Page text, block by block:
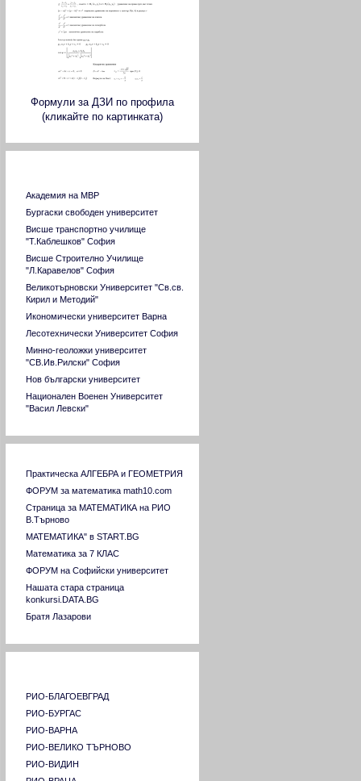
Формули за ДЗИ по профила
(кликайте по картинката)
Академия на МВР
Бургаски свободен университет
Висше транспортно училище
"Т.Каблешков" София
Висше Строително Училище
"Л.Каравелов" София
Великотърновски Университет "Св.св.
Кирил и Методий"
Икономически университет Варна
Лесотехнически Университет София
Минно-геоложки университет
"СВ.Ив.Рилски" София
Нов български университет
Национален Военен Университет
"Васил Левски"
Хилендарски"
Софийски университет "Св. Климент
Свищов
Университет за национално и световно
Университет по хранителни технологии
университет
Шуменски университет "Константин
Преславски"
Югозападен университет "Неофит
Университет "Професор д-р Асен
Практическа АЛГЕБРА и ГЕОМЕТРИЯ
ФОРУМ за математика math10.com
Страница за МАТЕМАТИКА на РИО
В.Търново
МАТЕМАТИКА" в START.BG
Математика за 7 КЛАС
ФОРУМ на Софийски университет
Нашата стара страница
konkursi.DATA.BG
Братя Лазарови
РИО-БЛАГОЕВГРАД
РИО-БУРГАС
РИО-ВАРНА
РИО-ВЕЛИКО ТЪРНОВО
РИО-ВИДИН